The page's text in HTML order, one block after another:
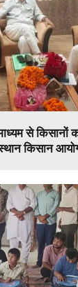
से किसानों
किसान